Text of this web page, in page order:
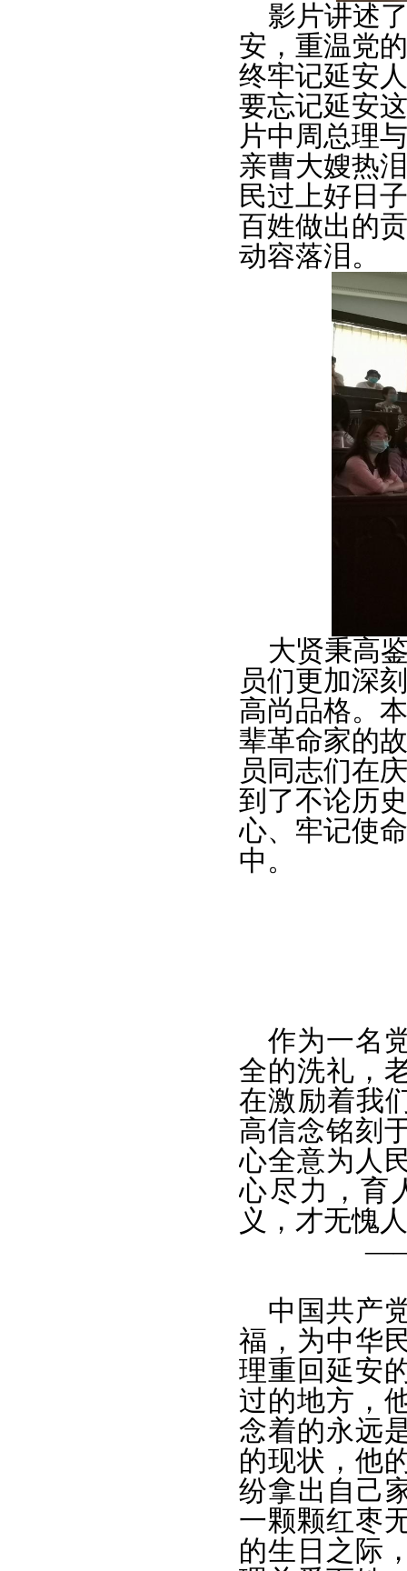
影片讲述
安，重温党
终牢记延安
要忘记延安
片中周总理
亲曹大嫂热
民过上好日
百姓做出的
动容落泪。
大贤秉高
员们更加深
高尚品格。
辈革命家的
员同志们在
到了不论历
心、牢记使
中。
作为一名
全的洗礼，
在激励着我
高信念铭刻
心全意为人
心尽力，育
义，才无愧
——
中国共产
福，为中华
理重回延安
过的地方，
念着的永远
的现状，他
纷拿出自己
一颗颗红枣
的生日之际